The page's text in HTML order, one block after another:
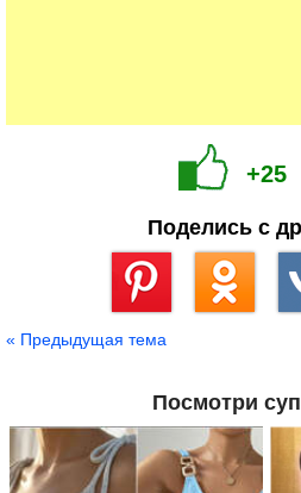
+25
Поделись с
« Предыдущая тема
Посмотри